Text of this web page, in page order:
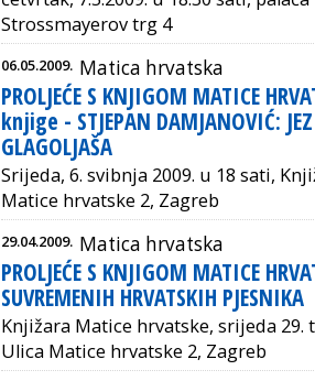
Strossmayerov trg 4
06.05.2009. Matica hrvatska
PROLJEĆE S KNJIGOM MATICE
knjige - STJEPAN DAMJANOVIĆ:
GLAGOLJAŠA
Srijeda, 6. svibnja 2009. u 18 sati,
Matice hrvatske 2, Zagreb
29.04.2009. Matica hrvatska
PROLJEĆE S KNJIGOM MATICE
SUVREMENIH HRVATSKIH PJESNIKA
Knjižara Matice hrvatske, srijeda 29.
Ulica Matice hrvatske 2, Zagreb